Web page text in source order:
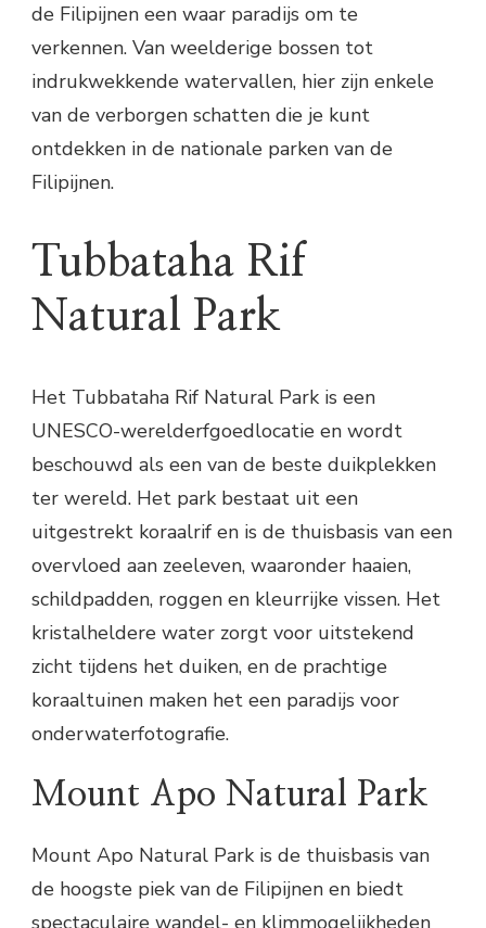
de Filipijnen een waar paradijs om te
verkennen. Van weelderige bossen tot
indrukwekkende watervallen, hier zijn enkele
van de verborgen schatten die je kunt
ontdekken in de nationale parken van de
Filipijnen.
Tubbataha Rif
Natural Park
Het Tubbataha Rif Natural Park is een
UNESCO-werelderfgoedlocatie en wordt
beschouwd als een van de beste duikplekken
ter wereld. Het park bestaat uit een
uitgestrekt koraalrif en is de thuisbasis van een
overvloed aan zeeleven, waaronder haaien,
schildpadden, roggen en kleurrijke vissen. Het
kristalheldere water zorgt voor uitstekend
zicht tijdens het duiken, en de prachtige
koraaltuinen maken het een paradijs voor
onderwaterfotografie.
Mount Apo Natural Park
Mount Apo Natural Park is de thuisbasis van
de hoogste piek van de Filipijnen en biedt